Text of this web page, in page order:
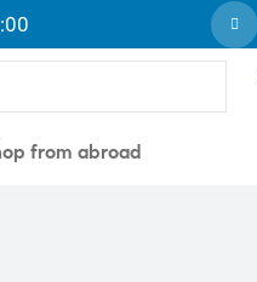
from abroad